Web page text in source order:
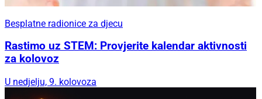
Besplatne radionice za djecu
Rastimo uz STEM: Provjerite kalendar aktivnosti
za kolovoz
U nedjelju, 9. kolovoza